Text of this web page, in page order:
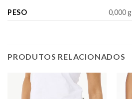
PESO 0,000 g
PRODUTOS RELACIONADOS